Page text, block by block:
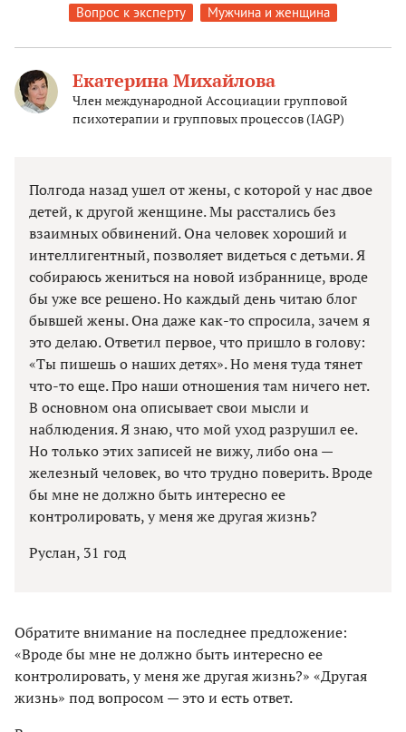
Вопрос к эксперту Мужчина и женщина
Екатерина Михайлова
Член международной Ассоциации групповой
психотерапии и групповых процессов (IAGP)
Полгода назад ушел от жены, с которой у нас двое
детей, к другой женщине. Мы расстались без
взаимных обвинений. Она человек хороший и
интеллигентный, позволяет видеться с детьми. Я
собираюсь жениться на новой избраннице, вроде
бы уже все решено. Но каждый день читаю блог
бывшей жены. Она даже как-то спросила, зачем я
это делаю. Ответил первое, что пришло в голову:
«Ты пишешь о наших детях». Но меня туда тянет
что-то еще. Про наши отношения там ничего нет.
В основном она описывает свои мысли и
наблюдения. Я знаю, что мой уход разрушил ее.
Но только этих записей не вижу, либо она —
железный человек, во что трудно поверить. Вроде
бы мне не должно быть интересно ее
контролировать, у меня же другая жизнь?
Руслан, 31 год
Обратите внимание на последнее предложение:
«Вроде бы мне не должно быть интересно ее
контролировать, у меня же другая жизнь?» «Другая
жизнь» под вопросом — это и есть ответ.